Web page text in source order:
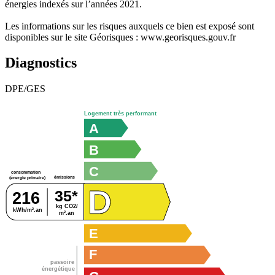
énergies indexés sur l’années 2021.
Les informations sur les risques auxquels ce bien est exposé sont
disponibles sur le site Géorisques : www.georisques.gouv.fr
Diagnostics
DPE/GES
passoire
énergétique
consommation
(énergie primaire)
émissions
kg CO2/
m².an
kWh/m².an
216 35*
F
E
D
C
B
A
Logement très performant